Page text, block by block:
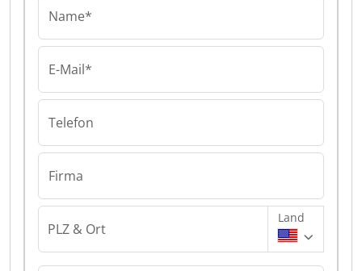
Name*
E-Mail*
Telefon
Firma
PLZ & Ort
Land